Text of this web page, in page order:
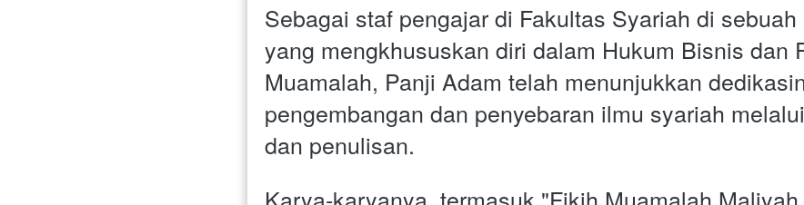
Sebagai staf pengajar di Fakultas Syariah di
yang mengkhususkan diri dalam Hukum Bisnis dan
Muamalah, Panji Adam telah menunjukkan
pengembangan dan penyebaran ilmu syariah
dan penulisan.